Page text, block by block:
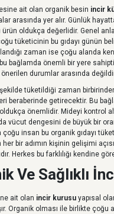
ait olan organik besin incir
arasında yer alır. Günlük
ürün oldukça değerlidir. Genel
tüketicinin bu gıdayı günün
zaman ise çoğu alanda
bağlamda önemli bir yere
önerilen durumlar arasında
tüketildiği zaman
beraberinde getirecektir. Bu
önemlidir. Mideyi kontrol
vücut dengesini de büyük bir
çoğu insan bu organik gıdayı
her bir adımın kişinin gelişimi
Herkes bu farklılığı kendine
Ve Sağlıklı
ait olan incir kurusu yapısal
Organik olması ile birlikte çoğu